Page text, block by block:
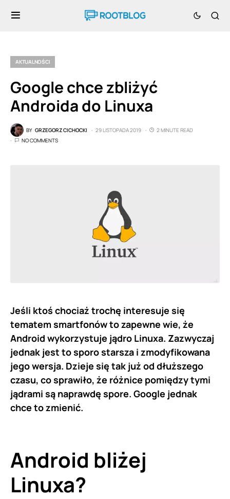
AKTUALNOŚCI
Google chce zbliżyć
Androida do Linuxa
BY GRZEGORZ CICHOCKI 29 LISTOPADA 2019
2 MINUTE READ
NO COMMENTS
Jeśli ktoś chociaż trochę interesuje się
tematem smartfonów to zapewne wie, że
Android wykorzystuje jądro Linuxa. Zazwyczaj
jednak jest to sporo starsza i zmodyfikowana
jego wersja. Dzieje się tak już od dłuższego
czasu, co sprawiło, że różnice pomiędzy tymi
jądrami są naprawdę spore. Google jednak
chce to zmienić.
Android bliżej
Linuxa?